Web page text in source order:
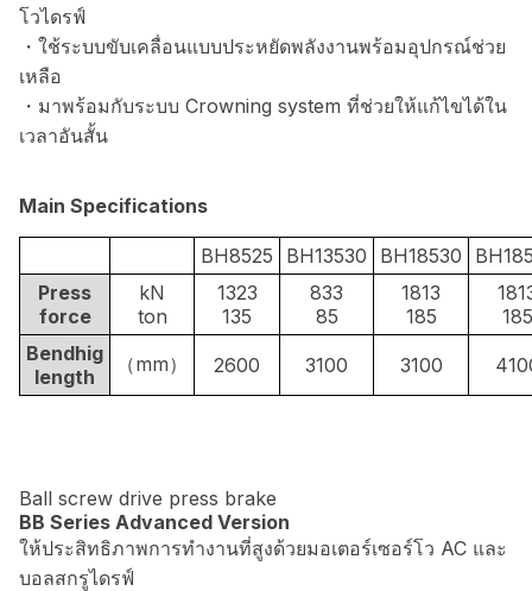
โวไดรฟ์
・ใช้ระบบขับเคลื่อนแบบประหยัดพลังงานพร้อมอุปกรณ์ช่วย
เหลือ
・มาพร้อมกับระบบ Crowning system ที่ช่วยให้แก้ไขได้ใน
เวลาอันสั้น
Main Specifications
BH8525 BH13530 BH18530
Press
force
kN
ton
1323
135
833
85
1813
185
185
Bendhig
length
（mm） 2600 3100 3100
Ball screw drive press brake
BB Series Advanced Version
ให้ประสิทธิภาพการทำงานที่สูงด้วยมอเตอร์เซอร์โว AC และ
บอลสกรูไดรฟ์